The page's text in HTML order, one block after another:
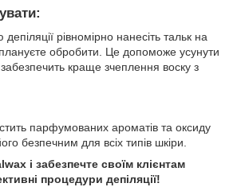
рівномірно нанесіть тальк на
плануєте обробити. Це допоможе усунути
краще зчеплення воску з
парфумованих ароматів та оксиду
безпечним для всіх типів шкіри.
і забезпечте своїм клієнтам
процедури депіляції!